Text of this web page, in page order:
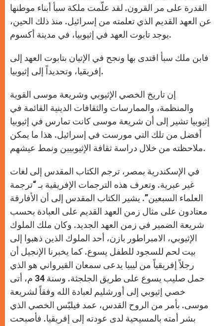
القدرة على مر القرون. لقد علّمت ملكة سبأ أبناء موطنها
عن العهد القديم الذي تعلمته من إسرائيل. منذ ذلك الحين،
يوجد تابوت العهد في إثيوبيا، في مدينة أكسوم.
فابن ملك سبأ اقتدى بها ونجح في الإتيان بتابوت العهد إلى
إفريقيا، وتحديداً إلى إثيوبيا.
إن تاريخ الخصي الإثيوبي وشريعة موسى القوية
والمنظمة، والممارسات والثقافات الدينية القائمة في
إثيوبيا تشير إلى أن شريعة موسى كانت تمارس في إثيوبيا
أفضل من تلك التي مورست في إسرائيل. هذا ما يمكن
ملاحظته من خلال دراسة ثقافة الإثيوبيين ونمط عيشهم.
في الإسكندرية بمصر، ترجم الكتاب المقدس إلى لغات
غير عبرية. وتعرف هذه الترجمات الإفريقية بـ “ترجمة
العلماء السبعين”. يشير الكتاب المقدس إلى أن الأفارقة
معتادون على مثال زمن العهد القديم على العبادة بحسب
شريعة الضمير في زمن العهد الجديد. وكان ملك الملوك
الإثيوبي، الامبراطور بازن، أحد الملوك الذين ذهبوا إلى
بيت لحم للسجود للطفل يسوع. كما يخبرنا الإنجيل أن
رجلاً إفريقياً من ليبيا يدعى سمعان القيرواني هو الذي
حمل صليب يسوع على طريق الجلجثة. وسنة 34 م، أتى
خصي إثيوبي إلى أورشليم لعبادة الله وفقاً لشريعة
موسى. بأمر من الروح القدس، عمد فيلبّس الخصي الذي
بشر أمته بالمسيحية لدى عودته إلى إفريقيا. فأصبحت